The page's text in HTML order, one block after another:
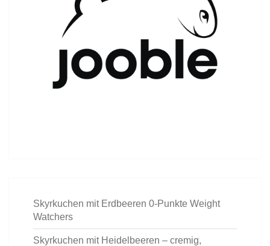
Skyrkuchen mit Erdbeeren 0-Punkte Weight
Watchers
Skyrkuchen mit Heidelbeeren – cremig,